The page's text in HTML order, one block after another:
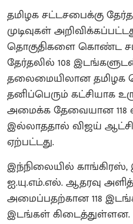
தமிழக சட்டசபைக்கு
முடிவுகள்
தொகுதிகளை கொண்ட
தேர்தலில் 108
தலைமையிலான தமிழக
தனிப்பெரும் கட்சியாக
அமைக்க தேவையான 118
இல்லாததால் விஜய்
ஏற்பட்டது.
இந்நிலையில் காங்கிரஸ்,
ஐ.யு.எம்.எல். ஆதரவு
அமைப்பதற்கான 118
இடங்கள் கிடைத்துள்ளன.